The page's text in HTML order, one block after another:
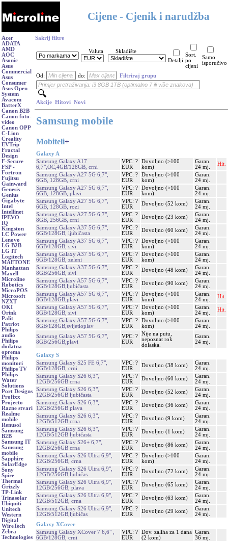
Cijene - Cjenik i narudžba
Acer
ADATA
AMD
AOC
Asonic
Asus
Commercial
Asus
Consumer
Asus Open
System
Avacom
BatterX
Canon B2B
Canon foto-
video
Canon OPP
C-Lion
Creality
EVTrip
Fractal
Design
F-Secure
FSP -
Fortron
Fujitsu
Gainward
Genesis
Genius
Gigabyte
Intel
Intellinet
IPEVO
IQ
Kingston
LC Power
Lenovo
LG B2B
LG IT
Logitech
MAETONE
Manhattan
Maxell
Microline
Robotics
MicroPOS
Microsoft
NZXT
OKI
Orink
Palit
Patriot
Philips
audio
Philips
dodatna
oprema
Philips
monitori
Philips TV
Philips
Water
Solutions
Port Designs
Profixx
Projecto
Razne stvari
Realme
mobile
Renusol
Samsung
B2B
Samsung IT
Samsung
mobile
Sapphire
SolarEdge
Sony
Spire
Thermal
Grizzly
TP-Link
Trinasolar
Ubiquiti
Unitech
Western
Digital
WireTech
Zebra
Technologies
Sakrij filtre
Valuta
Skladište
Detalji
Sort.
po
cijeni
Samo
isporučivo
Od: do: Filtriraj grupu
Akcije Hitovi Novi
Samsung mobile
Mobiteli+
Galaxy A
Samsung Galaxy A17
6,7",OC,4GB/128GB, crni
VPC: ?
EUR
Dovoljno (>100
kom)
Garan.
24 mj.
Hit.
Samsung Galaxy A27 5G 6,7",
6GB, 128GB, crni
VPC: ?
EUR
Dovoljno (>100
kom)
Garan.
24 mj.
Samsung Galaxy A27 5G 6,7",
6GB, 128GB, plavi
VPC: ?
EUR
Dovoljno (>100
kom)
Garan.
24 mj.
Samsung Galaxy A27 5G 6,7",
6GB, 128GB, rozi
VPC: ?
EUR
Dovoljno (52 kom)
Garan.
24 mj.
Samsung Galaxy A27 5G 6,7",
8GB, 256GB, crni
VPC: ?
EUR
Dovoljno (23 kom)
Garan.
24 mj.
Samsung Galaxy A37 5G 6,7",
6GB/128GB, ljubičasta
VPC: ?
EUR
Dovoljno (60 kom)
Garan.
24 mj.
Samsung Galaxy A37 5G 6,7",
6GB/128GB, sivi
VPC: ?
EUR
Dovoljno (>100
kom)
Garan.
24 mj.
Samsung Galaxy A37 5G 6,7",
6GB/128GB, zeleni
VPC: ?
EUR
Dovoljno (>100
kom)
Garan.
24 mj.
Samsung Galaxy A37 5G 6,7",
8GB/256GB, sivi
VPC: ?
EUR
Dovoljno (48 kom)
Garan.
24 mj.
Samsung Galaxy A57 5G 6,7",
8GB/128GB,ljubičasta
VPC: ?
EUR
Dovoljno (90 kom)
Garan.
24 mj.
Samsung Galaxy A57 5G 6,7",
8GB/128GB,plavi
VPC: ?
EUR
Dovoljno (>100
kom)
Garan.
24 mj.
Hit.
Samsung Galaxy A57 5G 6,7",
8GB/128GB, sivi
VPC: ?
EUR
Dovoljno (>100
kom)
Garan.
24 mj.
Hit.
Samsung Galaxy A57 5G 6,7",
8GB/128GB,svijetloplav
VPC: ?
EUR
Dovoljno (>100
kom)
Garan.
24 mj.
Samsung Galaxy A57 5G 6,7",
8GB/256GB,plavi
VPC: ?
EUR
Nije na putu,
nepoznat rok
dolaska.
Garan.
24 mj.
Galaxy S
Samsung Galaxy S25 FE 6,7",
8GB/128GB, crni
VPC: ?
EUR
Dovoljno (38 kom)
Garan.
24 mj.
Samsung Galaxy S26 6,3",
12GB/256GB crna
VPC: ?
EUR
Dovoljno (60 kom)
Garan.
24 mj.
Samsung Galaxy S26 6,3",
12GB/256GB ljubičasta
VPC: ?
EUR
Dovoljno (52 kom)
Garan.
24 mj.
Samsung Galaxy S26 6,3",
12GB/256GB plava
VPC: ?
EUR
Dovoljno (36 kom)
Garan.
24 mj.
Samsung Galaxy S26 6,3",
12GB/512GB crna
VPC: ?
EUR
Dovoljno (9 kom)
Garan.
24 mj.
Samsung Galaxy S26 6,3",
12GB/512GB ljubičasta
VPC: ?
EUR
Dovoljno (1 kom)
Garan.
24 mj.
Samsung Galaxy S26+ 6,7",
12GB/256GB crna
VPC: ?
EUR
Dovoljno (86 kom)
Garan.
24 mj.
Samsung Galaxy S26 Ultra 6,9",
12GB/256GB, crna
VPC: ?
EUR
Dovoljno (>100
kom)
Garan.
24 mj.
Samsung Galaxy S26 Ultra 6,9",
12GB/256GB,ljubičas
VPC: ?
EUR
Dovoljno (72 kom)
Garan.
24 mj.
Samsung Galaxy S26 Ultra 6,9",
12GB/256GB, plava
VPC: ?
EUR
Dovoljno (65 kom)
Garan.
24 mj.
Samsung Galaxy S26 Ultra 6,9",
12GB/512GB, crna
VPC: ?
EUR
Dovoljno (63 kom)
Garan.
24 mj.
Samsung Galaxy S26 Ultra 6,9",
12GB/512GB,ljubičas
VPC: ?
EUR
Dovoljno (29 kom)
Garan.
24 mj.
Galaxy XCover
Samsung Galaxy XCover 7 6,6" ,
6GB/128GB, crni
VPC: ?
EUR
Dov. zaliha za 1 dana
(2 kom)
Garan.
36 mj.